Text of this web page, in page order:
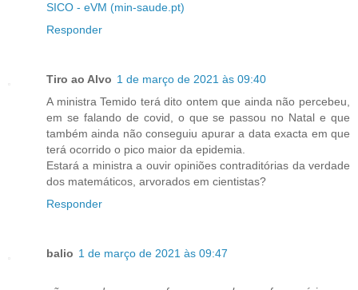
SICO - eVM (min-saude.pt)
Responder
Tiro ao Alvo 1 de março de 2021 às 09:40
A ministra Temido terá dito ontem que ainda não percebeu,
em se falando de covid, o que se passou no Natal e que
também ainda não conseguiu apurar a data exacta em que
terá ocorrido o pico maior da epidemia.
Estará a ministra a ouvir opiniões contraditórias da verdade
dos matemáticos, arvorados em cientistas?
Responder
balio 1 de março de 2021 às 09:47